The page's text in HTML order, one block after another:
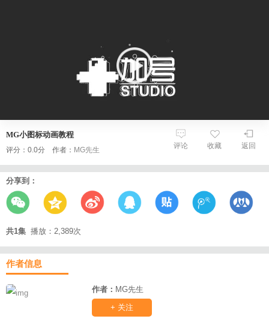
MG小图标动画教程
评分：0.0分 作者： MG先生 返回
收藏
评论
分享到：
共1集 播放：2,389次
作者信息
作者： MG先生
+ 关注